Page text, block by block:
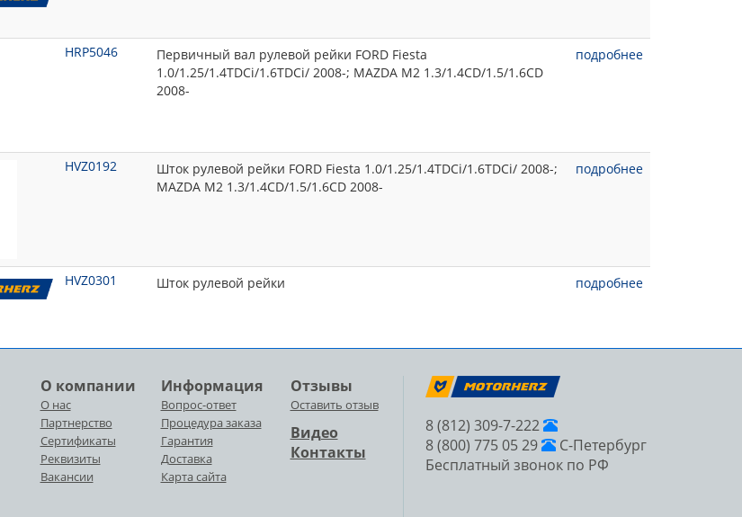
HRP5046
Первичный вал рулевой рейки FORD Fiesta
1.0/1.25/1.4TDCi/1.6TDCi/ 2008-; MAZDA M2 1.3/1.4CD/1.5/1.6CD
2008-
подробнее
HVZ0192
Шток рулевой рейки FORD Fiesta 1.0/1.25/1.4TDCi/1.6TDCi/ 2008-;
MAZDA M2 1.3/1.4CD/1.5/1.6CD 2008-
подробнее
HVZ0301 Шток рулевой рейки подробнее
О компании
О нас
Партнерство
Сертификаты
Реквизиты
Вакансии
Информация
Вопрос-ответ
Процедура заказа
Гарантия
Доставка
Карта сайта
Отзывы
Оставить отзыв
Видео
Контакты
8 (812) 309-7-222
8 (800) 775 05 29
С-Петербург
Бесплатный звонок по РФ